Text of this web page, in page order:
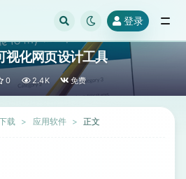
登录
化网页设计工具
0 2.4K 免费
载 应用软件 正文